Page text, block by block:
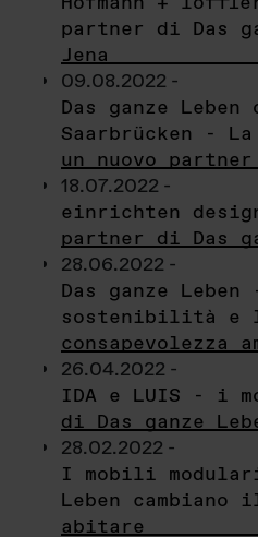
partner di Das
Jena
09.08.2022 -
Das ganze Leben
Saarbrücken -
un nuovo partner
18.07.2022 -
einrichten
partner di Das
28.06.2022 -
Das ganze Leben
sostenibilità e
consapevolezza
26.04.2022 -
IDA e LUIS - i
di Das ganze
28.02.2022 -
I mobili
Leben cambiano
abitare